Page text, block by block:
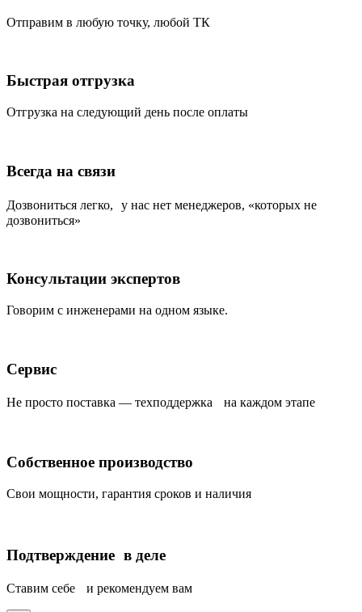
Отправим в любую точку, любой ТК
Быстрая отгрузка
Отгрузка на следующий день после оплаты
Всегда на связи
Дозвониться легко, у нас нет менеджеров, «которых не
дозвониться»
Консультации экспертов
Говорим с инженерами на одном языке.
Сервис
Не просто поставка — техподдержка на каждом этапе
Собственное производство
Свои мощности, гарантия сроков и наличия
Подтверждение в деле
Ставим себе и рекомендуем вам